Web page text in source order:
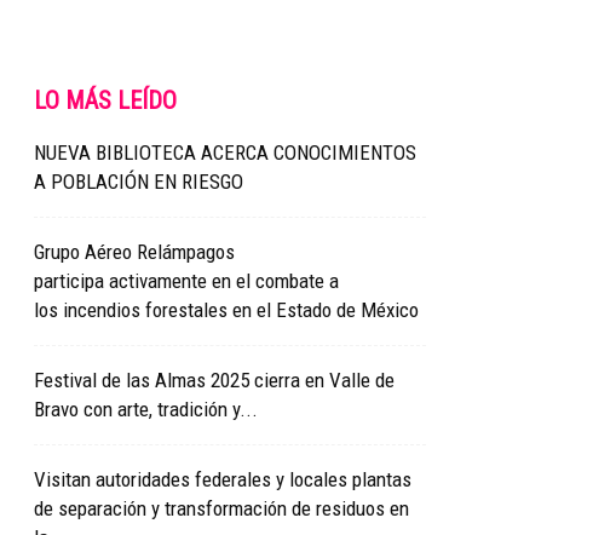
LO MÁS LEÍDO
NUEVA BIBLIOTECA ACERCA CONOCIMIENTOS
A POBLACIÓN EN RIESGO
Grupo Aéreo Relámpagos
participa activamente en el combate a
los incendios forestales en el Estado de México
Festival de las Almas 2025 cierra en Valle de
Bravo con arte, tradición y...
Visitan autoridades federales y locales plantas
de separación y transformación de residuos en